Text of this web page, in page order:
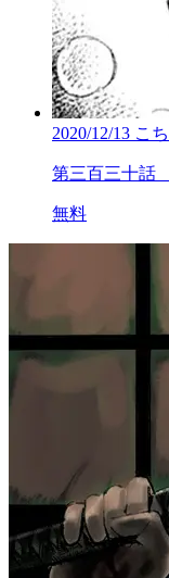
2020/12/13 こ
第三百三十話
無料